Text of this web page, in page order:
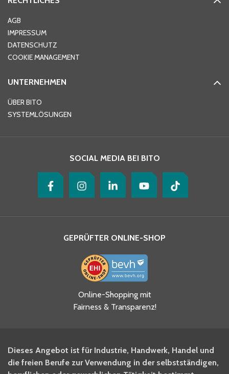
Ort*
Telefon
Ja, ich habe die
Datenschutzhinweise gelesen
und akzeptiere diese.
BITO Newsletter Fachwissen
Intralogistiker anmelden.
AGB
IMPRESSUM
DATENSCHUTZ
COOKIE MANAGEMENT
UNTERNEHMEN
ÜBER BITO
SYSTEMLÖSUNGEN
SOCIAL MEDIA BEI BITO
GEPRÜFTER ONLINE-SHOP
Online-Shopping mit
Fairness & Transparenz!
Dieses Angebot ist für Industrie, Handwerk, Handel und
die freien Berufe zur Verwendung in der selbstständigen,